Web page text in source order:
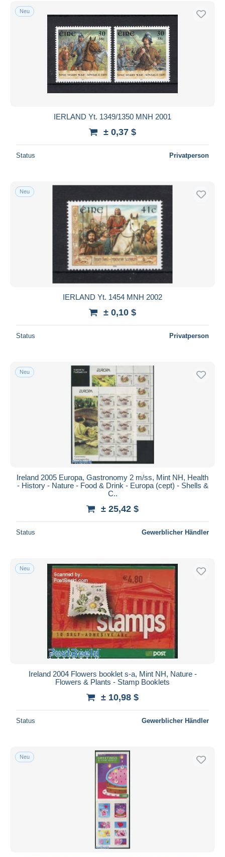
Kostenloser Versand
Zahlungsmethoden
PayPal
Banküberweisung
Visa
Mastercard
Wohnsitz des Verkäufers
Übernehmen
Neu
IERLAND Yt. 1349/1350 MNH 2001
± 0,37 $
Status Privatperson
Neu
IERLAND Yt. 1454 MNH 2002
± 0,10 $
Status Privatperson
Neu
Ireland 2005 Europa, Gastronomy 2 m/ss, Mint NH, Health
- History - Nature - Food & Drink - Europa (cept) - Shells &
C..
± 25,42 $
Status Gewerblicher Händler
Neu
Ireland 2004 Flowers booklet s-a, Mint NH, Nature -
Flowers & Plants - Stamp Booklets
± 10,98 $
Status Gewerblicher Händler
Neu